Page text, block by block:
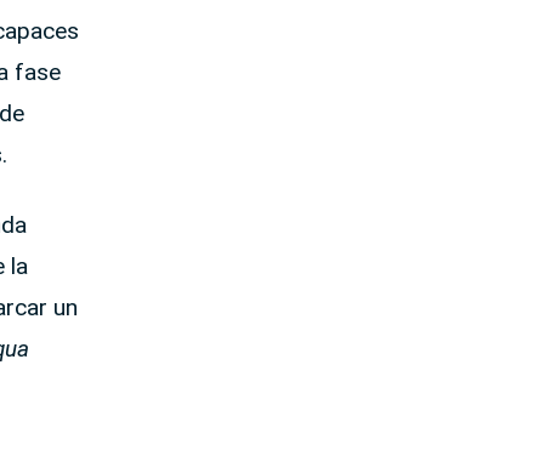
fase
la
un